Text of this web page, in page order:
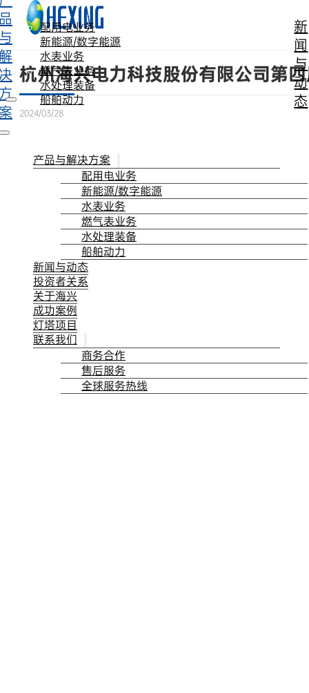
跳转到主要内容 跳转到页脚
配用电业务
新能源/数字能源
水表业务
燃气表业务
水处理装备
船舶动力
新
闻
与
动
态
产品与解决方案
配用电业务
新能源/数字能源
水表业务
燃气表业务
水处理装备
船舶动力
新闻与动态
投资者关系
关于海兴
成功案例
灯塔项目
联系我们
商务合作
售后服务
全球服务热线
杭州海兴电力科技股份有限公司第
2024/03/28